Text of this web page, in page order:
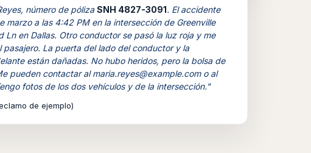
número de pólizaSNH 4827-3091. El accidente
marzo a las 4:42 PM en la intersección de Greenville
Ln en Dallas. Otro conductor se pasó la luz roja y me
pasajero. La puerta del lado del conductor y la
están dañadas. No hubo heridos, pero la bolsa de
pueden contactar almaria.reyes@example.como al
fotos de los dos vehículos y de la intersección."
de ejemplo)